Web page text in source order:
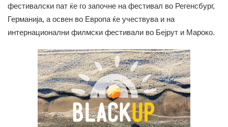
фестивалски пат ќе го започне на фестивал во Регенсбург,
Германија, а освен во Европа ќе учествува и на
интернационални филмски фестивали во Бејрут и Мароко.